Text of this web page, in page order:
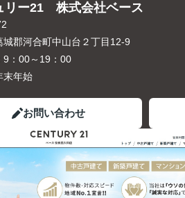
リー21 株式会社ベース
城郡河合町中山台２丁目12-9
9：00～19：00
末年始
お問い合わせ